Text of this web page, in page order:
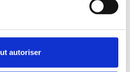
autoriser
le distributeur le
revendeur local